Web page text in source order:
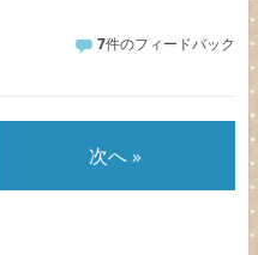
7件のフィードバック
次へ »